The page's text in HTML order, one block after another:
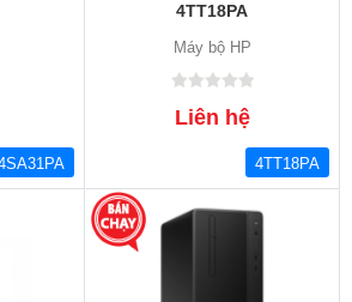
4TT18PA
Máy bộ HP
Liên hệ
4TT18PA